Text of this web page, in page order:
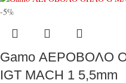
-5%
Gamo ΑΕΡΟΒΟΛΟ
IGT MACH 1 5,5mm